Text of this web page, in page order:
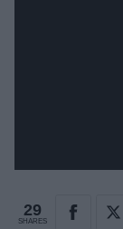
29
SHARES